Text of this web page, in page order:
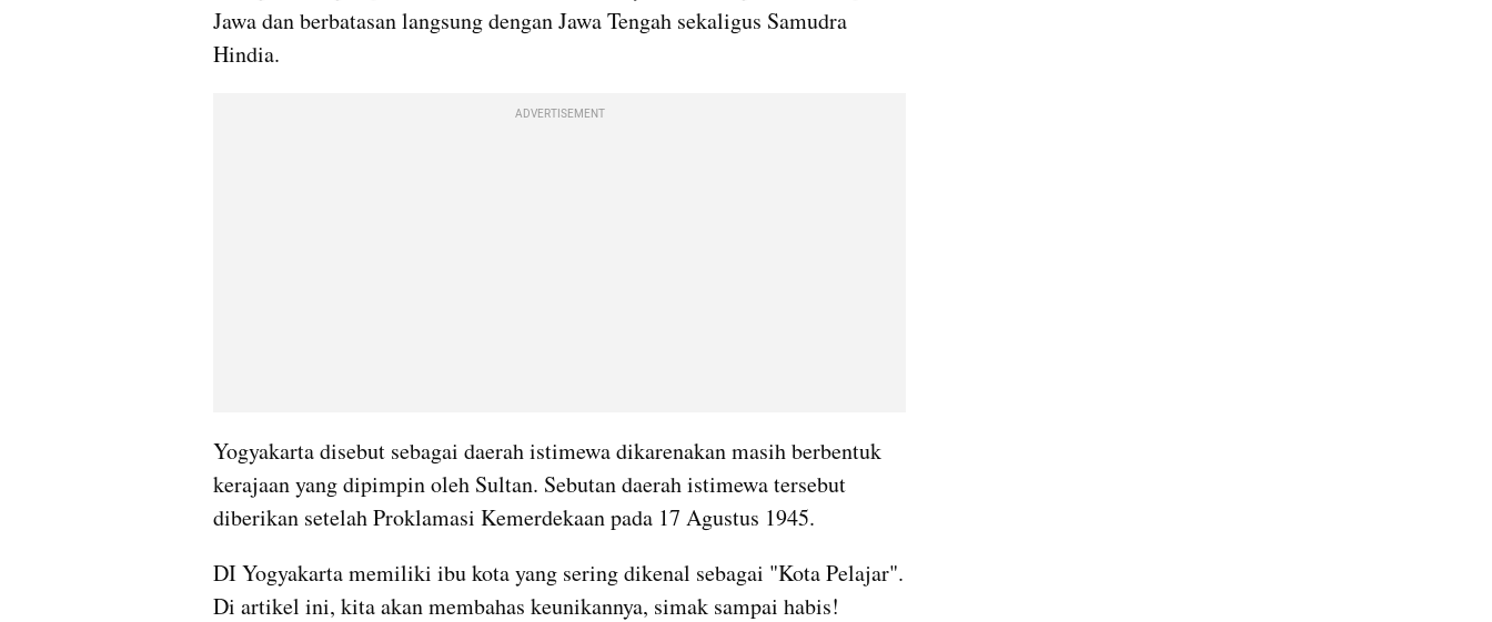
Jawa dan berbatasan langsung dengan Jawa Tengah sekaligus Samudra
Hindia.
ADVERTISEMENT
Yogyakarta disebut sebagai daerah istimewa dikarenakan masih berbentuk
kerajaan yang dipimpin oleh Sultan. Sebutan daerah istimewa tersebut
diberikan setelah Proklamasi Kemerdekaan pada 17 Agustus 1945.
DI Yogyakarta memiliki ibu kota yang sering dikenal sebagai "Kota Pelajar".
Di artikel ini, kita akan membahas keunikannya, simak sampai habis!